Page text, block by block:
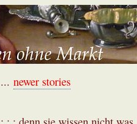
... newer stories